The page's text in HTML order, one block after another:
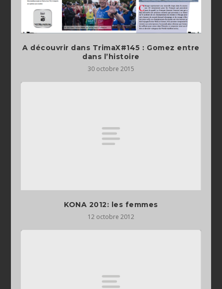
A découvrir dans TrimaX#145 : Gomez entre
dans l’histoire
30 octobre 2015
KONA 2012: les femmes
12 octobre 2012